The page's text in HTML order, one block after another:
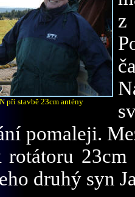
při stavbě 23cm antény
z
pomaleji.
rotátoru
druhý syn